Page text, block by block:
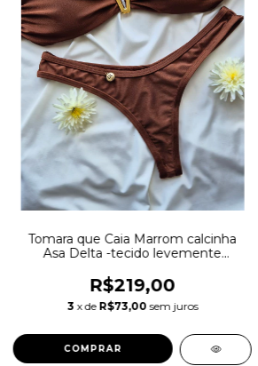
Tomara que Caia Marrom calcinha
Asa Delta -tecido levemente
R$219,00
3 x de R$73,00 sem juros
COMPRAR